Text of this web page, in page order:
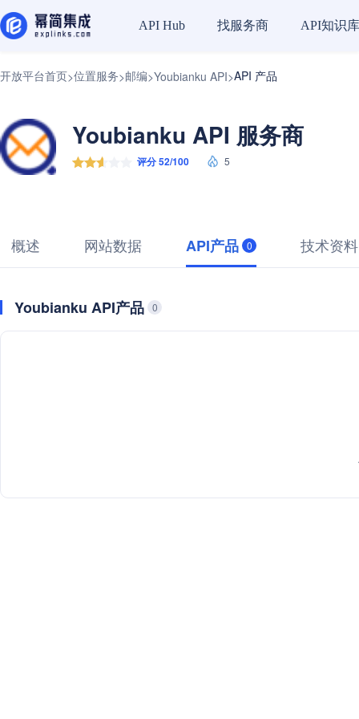
API Hub 找服务商 API知识库
开放平台首页>位置服务>邮编>Youbianku API>API 产品
Youbianku API 服务商
评分 52/100 5
概述 网站数据 API产品 0 技术资料
Youbianku API产品 0